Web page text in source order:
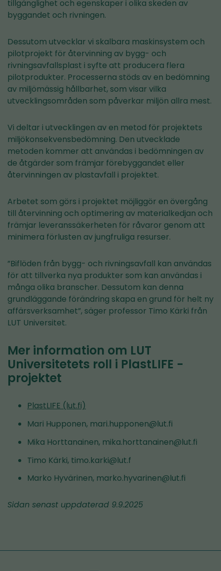
tillgänglighet och egenskaper i olika skeden av
byggandet och rivningen.
Dessutom utvecklar vi skalbara maskinsystem och
pilotprojekt för återvinning av bygg- och
rivningsavfallsplast i syfte att producera flera
pilotprodukter. Processerna stöds av en bedömning
av miljömässig hållbarhet, som visar vilka
utvecklingsområden som påverkar miljön allra mest.
Vi deltar i utvecklingen av en metod för projektets
miljökonsekvensbedömning. Den utvecklade
metoden kommer att användas i bedömningen av
de åtgärder som främjar förebyggandet eller
återvinningen av plastavfall i projektet.
Arbetet som görs i projektet möjliggör en övergång
till återvinning och optimering av materialkedjan och
främjar leveranssäkerheten för råvaror genom att
minimera förlusten av jungfruliga resurser.
”Biflöden från bygg- och rivningsavfall kan användas
för att tillverka nya produkter som kan användas i
många olika branscher. Dessutom kan denna
grundläggande förändring skapa en grund för helt ny
affärsverksamhet”, säger professor Timo Kärki från
LUT Universitet.
Mer information om LUT
Universitetets roll i PlastLIFE -
projektet
PlastLIFE (lut.fi)
Mari Hupponen, mari.hupponen@lut.fi
Mika Horttanainen, mika.horttanainen@lut.fi
Timo Kärki, timo.karki@lut.f
Marko Hyvärinen, marko.hyvarinen@lut.fi
Sidan senast uppdaterad 9.9.2025